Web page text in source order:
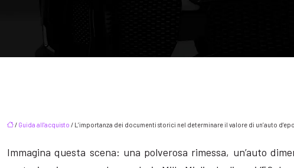
/ Guida all'acquisto / L’importanza dei documenti storici nel determinare il valore di un’auto
Immagina questa scena: una polverosa rimessa, un’auto